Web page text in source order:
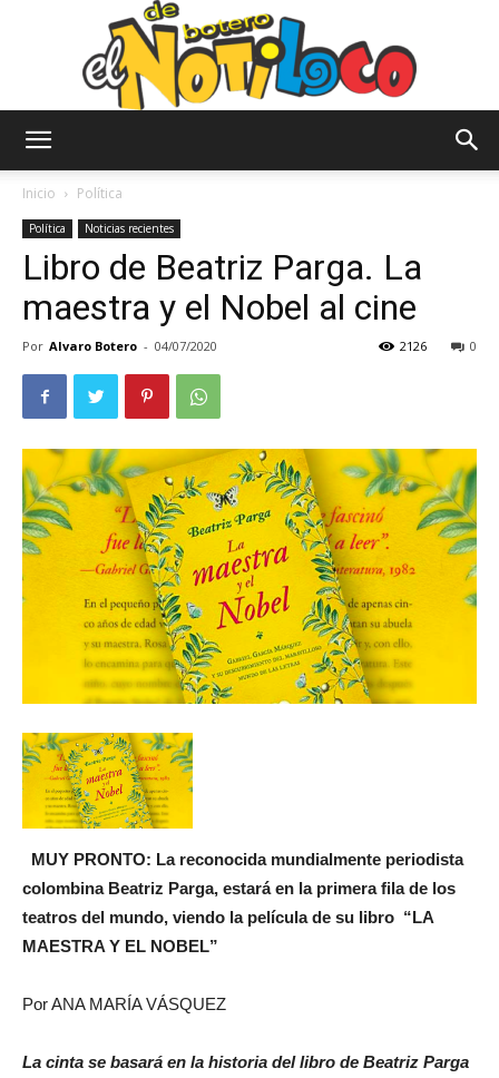
Notiloco
Botero
Inicio Política
Política Noticias recientes
Libro de Beatriz Parga. La
maestra y el Nobel al cine
Por Alvaro Botero - 04/07/2020 0
2126
MUY PRONTO: La reconocida mundialmente periodista
colombina Beatriz Parga, estará en la primera fila de los
teatros del mundo, viendo la película de su libro “LA
MAESTRA Y EL NOBEL”
Por ANA MARÍA VÁSQUEZ
La cinta se basará en la historia del libro de Beatriz Parga